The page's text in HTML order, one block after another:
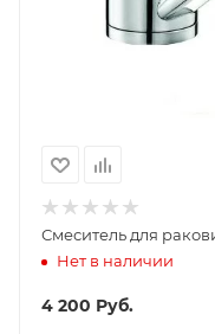
Смеситель для
Нет в наличии
4 200 Руб.